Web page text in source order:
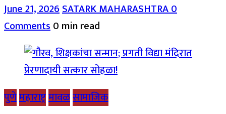
June 21, 2026SATARK MAHARASHTRA0
Comments0 min read
पुणेमहाराष्ट्रमावळसामाजिक